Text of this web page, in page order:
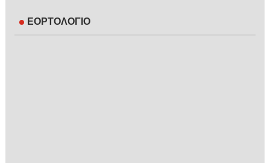
ΕΟΡΤΟΛΟΓΙΟ